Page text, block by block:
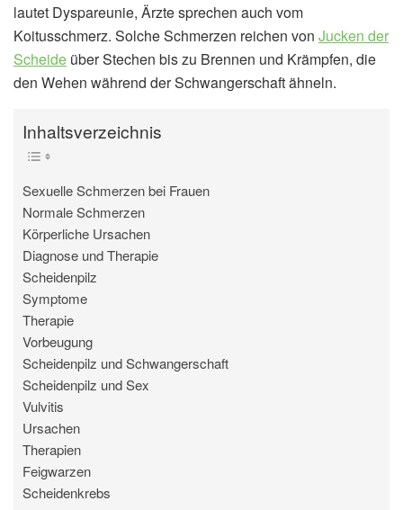
lautet Dyspareunie, Ärzte sprechen auch vom
Koitusschmerz. Solche Schmerzen reichen von Jucken der
Scheide über Stechen bis zu Brennen und Krämpfen, die
den Wehen während der Schwangerschaft ähneln.
Inhaltsverzeichnis
Sexuelle Schmerzen bei Frauen
Normale Schmerzen
Körperliche Ursachen
Diagnose und Therapie
Scheidenpilz
Symptome
Therapie
Vorbeugung
Scheidenpilz und Schwangerschaft
Scheidenpilz und Sex
Vulvitis
Ursachen
Therapien
Feigwarzen
Scheidenkrebs